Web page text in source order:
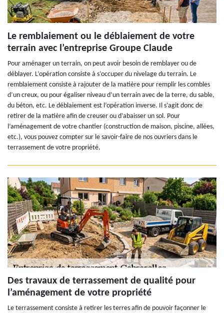
Le remblaiement ou le déblaiement de votre
terrain avec l’entreprise Groupe Claude
Pour aménager un terrain, on peut avoir besoin de remblayer ou de
déblayer. L’opération consiste à s’occuper du nivelage du terrain. Le
remblaiement consiste à rajouter de la matière pour remplir les combles
d’un creux, ou pour égaliser niveau d’un terrain avec de la terre, du sable,
du béton, etc. Le déblaiement est l’opération inverse. Il s’agit donc de
retirer de la matière afin de creuser ou d’abaisser un sol. Pour
l’aménagement de votre chantier (construction de maison, piscine, allées,
etc.), vous pouvez compter sur le savoir-faire de nos ouvriers dans le
terrassement de votre propriété.
Des travaux de terrassement de qualité pour
l’aménagement de votre propriété
Le terrassement consiste à retirer les terres afin de pouvoir façonner le